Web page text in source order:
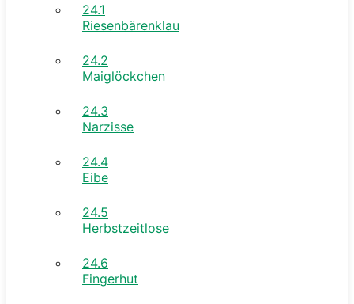
24.1
Riesenbärenklau
24.2
Maiglöckchen
24.3
Narzisse
24.4
Eibe
24.5
Herbstzeitlose
24.6
Fingerhut